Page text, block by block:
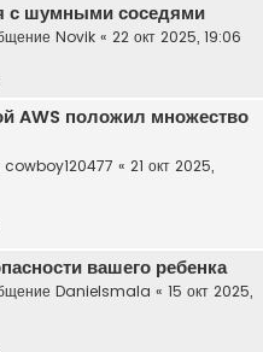
с шумными соседями
Novik « 22 окт 2025, 19:06
AWS положил множество
cowboy120477 « 21 окт 2025,
вашего ребенка
Danielsmala « 15 окт 2025,